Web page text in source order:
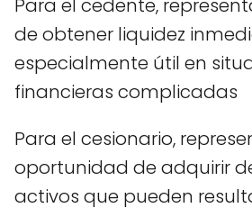
Para el cedente,
de obtener liquidez
especialmente útil en
financieras complicadas
Para el cesionario,
oportunidad de adquirir
activos que pueden